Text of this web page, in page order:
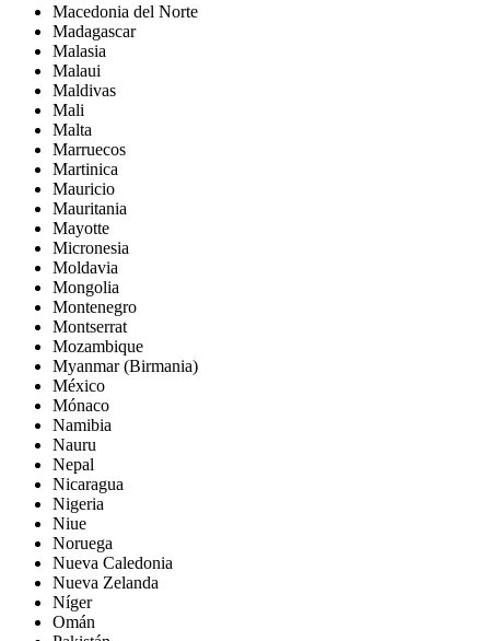
Macedonia del Norte
Madagascar
Malasia
Malaui
Maldivas
Mali
Malta
Marruecos
Martinica
Mauricio
Mauritania
Mayotte
Micronesia
Moldavia
Mongolia
Montenegro
Montserrat
Mozambique
Myanmar (Birmania)
México
Mónaco
Namibia
Nauru
Nepal
Nicaragua
Nigeria
Niue
Noruega
Nueva Caledonia
Nueva Zelanda
Níger
Omán